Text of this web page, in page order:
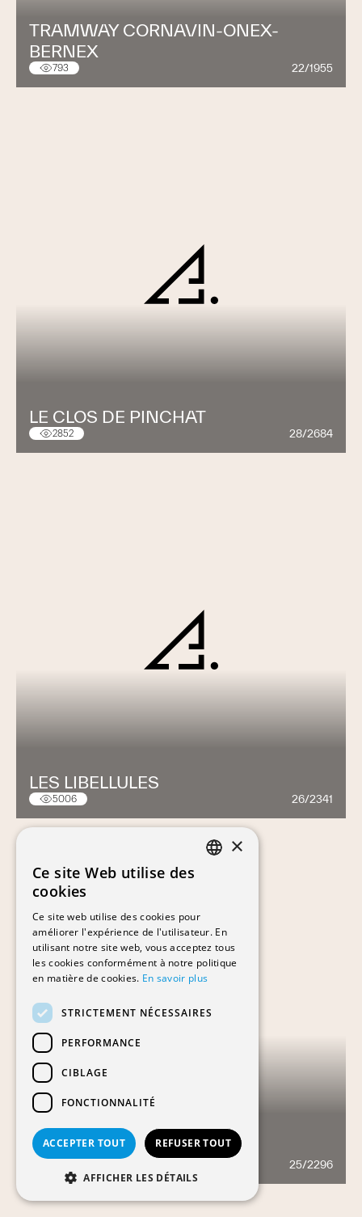
TRAMWAY CORNAVIN-ONEX-
BERNEX
793 22/1955
LE CLOS DE PINCHAT
2852 28/2684
LES LIBELLULES
5006 26/2341
CENTRE DES ARTS-
KULTURZENTRUM
25/2296
×
Ce site Web utilise des
cookies
Ce site web utilise des cookies pour
améliorer l'expérience de l'utilisateur. En
utilisant notre site web, vous acceptez tous
les cookies conformément à notre politique
en matière de cookies. En savoir plus
STRICTEMENT NÉCESSAIRES
PERFORMANCE
CIBLAGE
FONCTIONNALITÉ
ACCEPTER TOUT REFUSER TOUT
AFFICHER LES DÉTAILS